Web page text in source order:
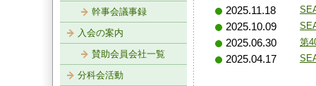
2025.11.18
2025.10.09
2025.06.30 第
2025.04.17
幹事会議事録
入会の案内
賛助会員会社一覧
分科会活動